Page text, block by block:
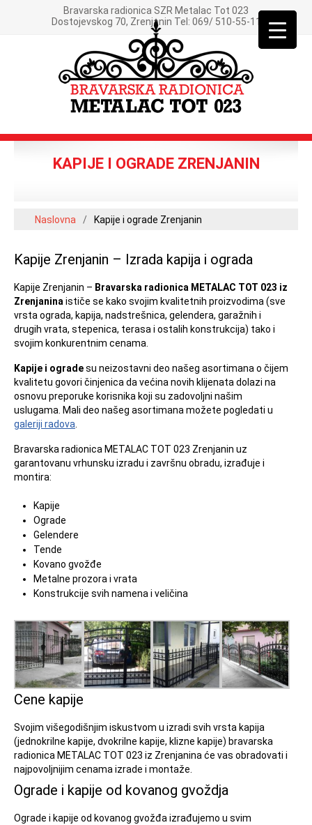
Bravarska radionica SZR Metalac Tot 023
Dostojevskog 70, Zrenjanin Tel: 069/ 510-55-11
KAPIJE I OGRADE ZRENJANIN
Naslovna / Kapije i ograde Zrenjanin
Kapije Zrenjanin – Izrada kapija i ograda
Kapije Zrenjanin – Bravarska radionica METALAC TOT 023 iz
Zrenjaninaističe se kako svojim kvalitetnih proizvodima (sve
vrsta ograda, kapija, nadstrešnica, gelendera, garažnih i
drugih vrata, stepenica, terasa i ostalih konstrukcija) tako i
svojim konkurentnim cenama.
Kapije i ogradesu neizostavni deo našeg asortimana o čijem
kvalitetu govori činjenica da većina novih klijenata dolazi na
osnovu preporuke korisnika koji su zadovoljni našim
uslugama. Mali deo našeg asortimana možete pogledati u
galeriji radova.
Bravarska radionica METALAC TOT 023 Zrenjanin uz
garantovanu vrhunsku izradu i završnu obradu, izrađuje i
montira:
Kapije
Ograde
Gelendere
Tende
Kovano gvožđe
Metalne prozora i vrata
Konstrukcije svih namena i veličina
Cene kapije
Svojim višegodišnjim iskustvom u izradi svih vrsta kapija
(jednokrilne kapije, dvokrilne kapije, klizne kapije) bravarska
radionica METALAC TOT 023 iz Zrenjanina će vas obradovati i
najpovoljnijim cenama izrade i montaže.
Ograde i kapije od kovanog gvoždja
Ograde i kapije od kovanog gvožđa izrađujemo u svim